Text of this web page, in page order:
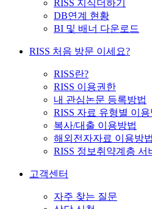
RISS 지식더하기
DB연계 현황
BI 및 배너 다운로드
RISS 처음 방문 이세요?
RISS란?
RISS 이용권한
내 관심논문 등록방법
RISS 자료 유형별 이용
복사/대출 이용방법
해외전자자료 이용방법
RISS 정보취약계층 서
고객센터
자주 찾는 질문